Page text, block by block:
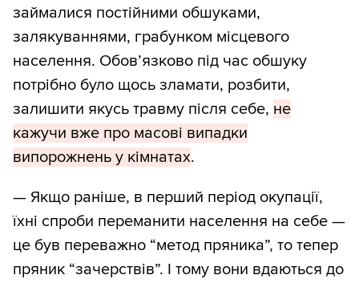
займалися постійними обшуками,
залякуваннями, грабунком місцевого
населення. Обов’язково під час обшуку
потрібно було щось зламати, розбити,
залишити якусь травму після себе, не
кажучи вже про масові випадки
випорожнень у кімнатах.
— Якщо раніше, в перший період окупації,
їхні спроби переманити населення на себе —
це був переважно “метод пряника”, то тепер
пряник “зачерствів”. І тому вони вдаються до